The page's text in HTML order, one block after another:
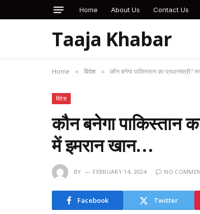
Home About Us Contact Us
Taaja Khabar
Home » विदेश » कौन बनेगा पाकिस्तान का प्रधानमंत्री?
विदेश
कौन बनेगा पाकिस्तान
में इमरान खान…
BY FEBRUARY 14, 2024 NO
Facebook Twitter